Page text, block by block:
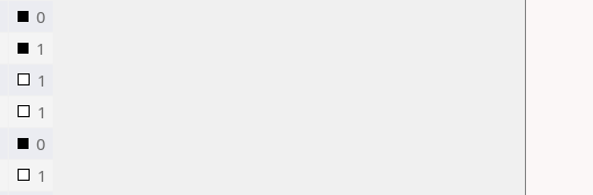
0
1
1
1
0
1